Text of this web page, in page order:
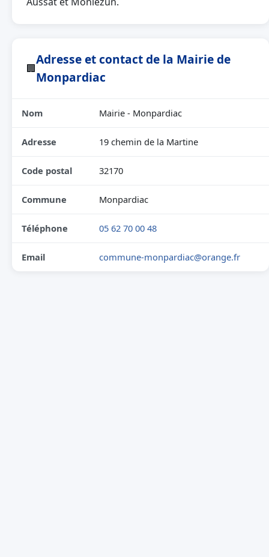
🏢
Adresse et contact de la Mairie de
Monpardiac
Nom Mairie - Monpardiac
Adresse 19 chemin de la Martine
Code postal 32170
Commune Monpardiac
Téléphone 05 62 70 00 48
Email commune-monpardiac@orange.fr